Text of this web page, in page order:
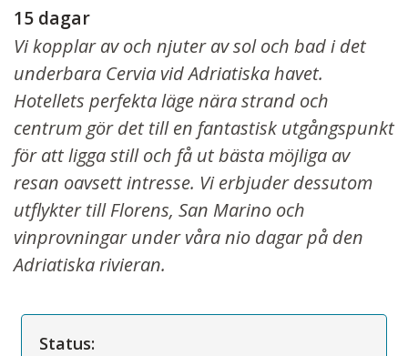
15 dagar
Vi kopplar av och njuter av sol och bad i det
underbara Cervia vid Adriatiska havet.
Hotellets perfekta läge nära strand och
centrum gör det till en fantastisk utgångspunkt
för att ligga still och få ut bästa möjliga av
resan oavsett intresse. Vi erbjuder dessutom
utflykter till Florens, San Marino och
vinprovningar under våra nio dagar på den
Adriatiska rivieran.
Status: